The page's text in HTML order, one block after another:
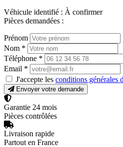
Véhicule identifié : À confirmer
Pièces demandées :
Prénom
Nom *
Téléphone *
Email *
J'accepte les conditions générales
Envoyer votre demande
Garantie 24 mois
Pièces contrôlées
Livraison rapide
Partout en France